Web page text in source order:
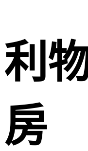
利
房